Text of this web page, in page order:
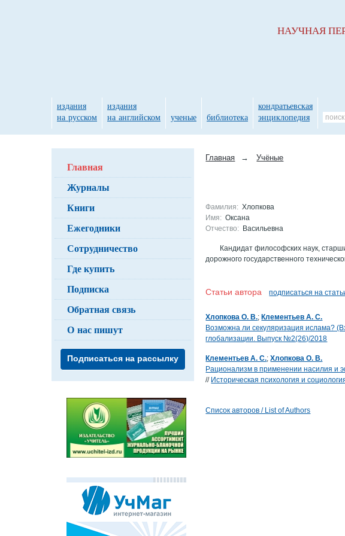
Главная → Учёные
Фамилия: Хлопкова
Имя: Оксана
Отчество: Васильевна
Кандидат философских наук,
дорожного государственного
Статьи автораподписаться на
Хлопкова О. В.;Клементьев А. С.
Возможна ли секуляризация ислама?
глобализации. Выпуск №2(26)/2018
Клементьев А. С.;Хлопкова О. В.
Рационализм в применении насилия и
// Историческая психология и
Список авторов / List of Authors
Главная
Журналы
Книги
Ежегодники
Сотрудничество
Где купить
Подписка
Обратная связь
О нас пишут
Подписаться на рассылку
НАУЧНАЯ
издания
на русском
издания
на английском
ученые библиотека
кондратьевская
энциклопедия